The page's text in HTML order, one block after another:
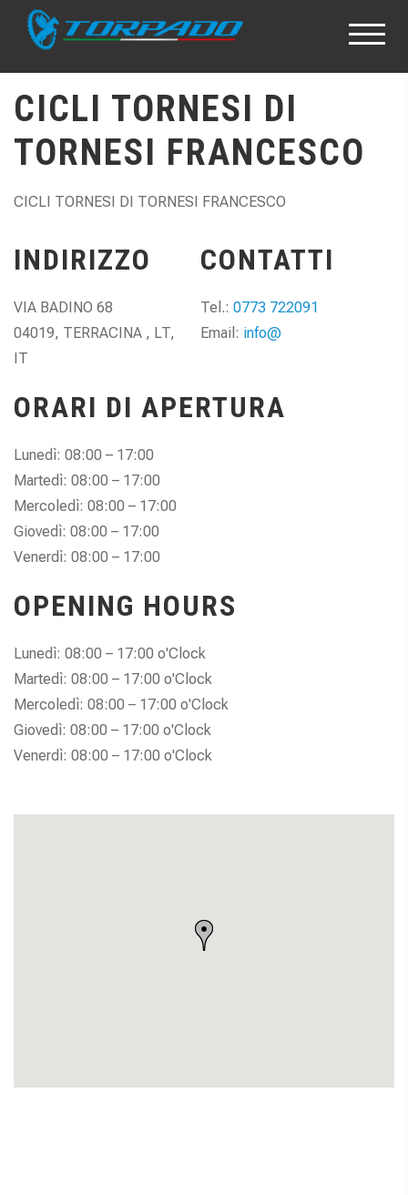
CICLI TORNESI DI
TORNESI FRANCESCO
CICLI TORNESI DI TORNESI FRANCESCO
INDIRIZZO
VIA BADINO 68
04019, TERRACINA , LT,
IT
CONTATTI
Tel.: 0773 722091
Email: info@
ORARI DI APERTURA
Lunedì: 08:00 – 17:00
Martedì: 08:00 – 17:00
Mercoledì: 08:00 – 17:00
Giovedì: 08:00 – 17:00
Venerdì: 08:00 – 17:00
OPENING HOURS
Lunedì: 08:00 – 17:00 o'Clock
Martedì: 08:00 – 17:00 o'Clock
Mercoledì: 08:00 – 17:00 o'Clock
Giovedì: 08:00 – 17:00 o'Clock
Venerdì: 08:00 – 17:00 o'Clock